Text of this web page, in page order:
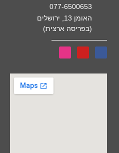
077-6500653
האומן 13, ירושלים
(בפריסה ארצית)